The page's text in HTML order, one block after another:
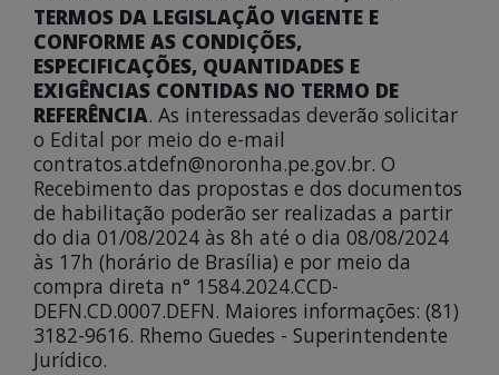
TERMOS DA LEGISLAÇÃO VIGENTE E
CONFORME AS CONDIÇÕES,
ESPECIFICAÇÕES, QUANTIDADES E
EXIGÊNCIAS CONTIDAS NO TERMO DE
REFERÊNCIA. As interessadas deverão solicitar
o Edital por meio do e-mail
contratos.atdefn@noronha.pe.gov.br. O
Recebimento das propostas e dos documentos
de habilitação poderão ser realizadas a partir
do dia 01/08/2024 às 8h até o dia 08/08/2024
às 17h (horário de Brasília) e por meio da
compra direta n° 1584.2024.CCD-
DEFN.CD.0007.DEFN. Maiores informações: (81)
3182-9616. Rhemo Guedes - Superintendente
Jurídico.